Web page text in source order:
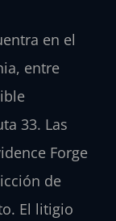
en el
entre
33. Las
Forge
de
El litigio